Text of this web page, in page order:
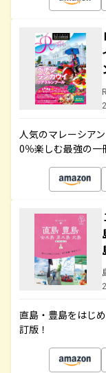
人気のマレーシア
0％楽しむ最強の一
直島・豊島をはじ
訂版！